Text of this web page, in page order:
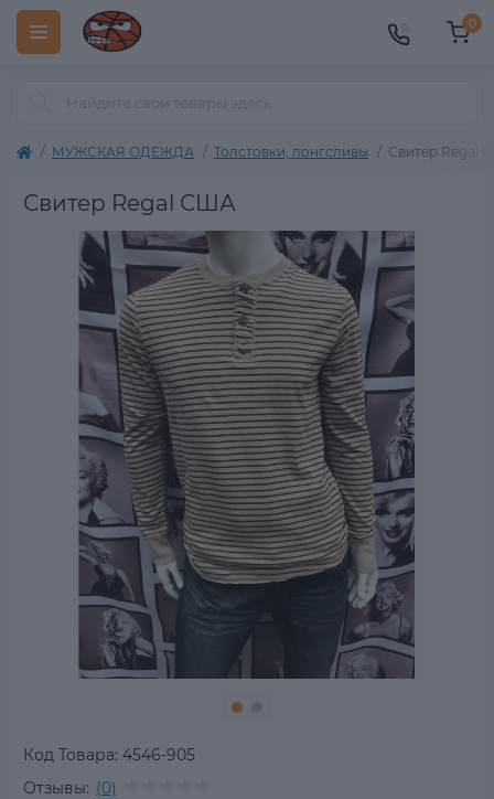
0
МУЖСКАЯ ОДЕЖДА Толстовки, лонгсливы Свитер Regal
Свитер Regal США
Код Товара: 4546-905
Отзывы: (0)